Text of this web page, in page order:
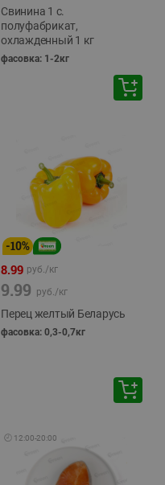
Свинина 1 с.
полуфабрикат,
охлажденный 1 кг
фасовка: 1-2кг
-10%
8.99 руб./кг
9.99 руб./кг
Перец желтый Беларусь
фасовка: 0,3-0,7кг
🕘 12:00-20:00